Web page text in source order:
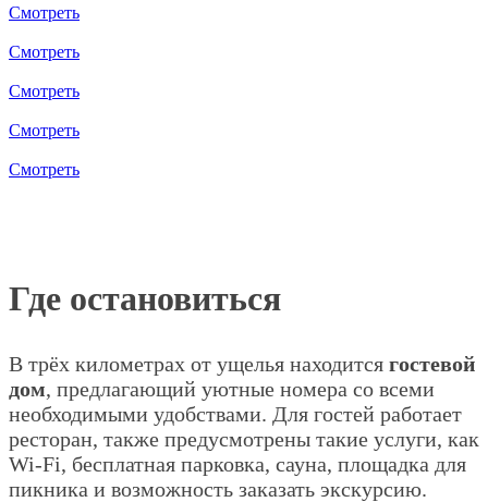
Смотреть
Смотреть
Смотреть
Смотреть
Смотреть
Где остановиться
В трёх километрах от ущелья находится гостевой
дом, предлагающий уютные номера со всеми
необходимыми удобствами. Для гостей работает
ресторан, также предусмотрены такие услуги, как
Wi-Fi, бесплатная парковка, сауна, площадка для
пикника и возможность заказать экскурсию.